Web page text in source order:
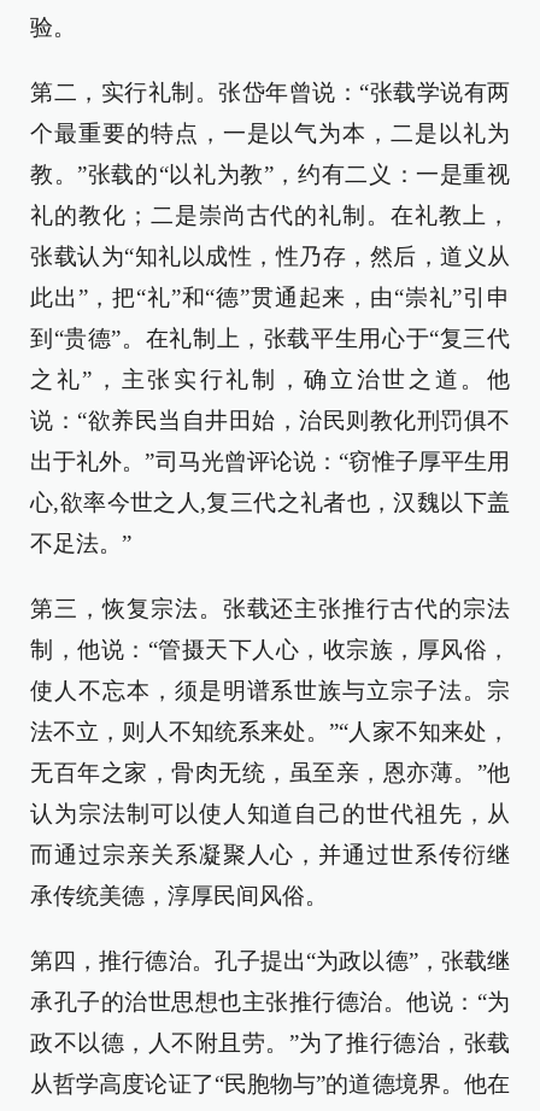
验。
第二，实行礼制。张岱年曾说：“张载学说有两
个最重要的特点，一是以气为本，二是以礼为
教。”张载的“以礼为教”，约有二义：一是重视
礼的教化；二是崇尚古代的礼制。在礼教上，
张载认为“知礼以成性，性乃存，然后，道义从
此出”，把“礼”和“德”贯通起来，由“崇礼”引申
到“贵德”。在礼制上，张载平生用心于“复三代
之礼”，主张实行礼制，确立治世之道。他
说：“欲养民当自井田始，治民则教化刑罚俱不
出于礼外。”司马光曾评论说：“窃惟子厚平生用
心,欲率今世之人,复三代之礼者也，汉魏以下盖
不足法。”
第三，恢复宗法。张载还主张推行古代的宗法
制，他说：“管摄天下人心，收宗族，厚风俗，
使人不忘本，须是明谱系世族与立宗子法。宗
法不立，则人不知统系来处。”“人家不知来处，
无百年之家，骨肉无统，虽至亲，恩亦薄。”他
认为宗法制可以使人知道自己的世代祖先，从
而通过宗亲关系凝聚人心，并通过世系传衍继
承传统美德，淳厚民间风俗。
第四，推行德治。孔子提出“为政以德”，张载继
承孔子的治世思想也主张推行德治。他说：“为
政不以德，人不附且劳。”为了推行德治，张载
从哲学高度论证了“民胞物与”的道德境界。他在